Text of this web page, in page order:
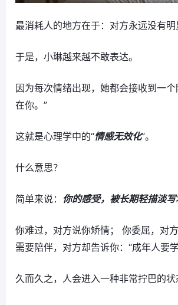
最消耗人的地方在于：对方永远没有明
于是，小琳越来越不敢表达。
因为每次情绪出现，她都会接收到一
在你。”
这就是心理学中的“情感无效化”。
什么意思？
简单来说： 你的感受，被长期轻描淡
你难过，对方说你矫情； 你委屈，对
需要陪伴，对方却告诉你：“成年人要
久而久之，人会进入一种非常拧巴的状